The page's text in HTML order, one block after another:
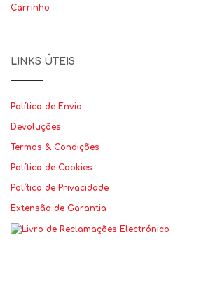
Carrinho
LINKS ÚTEIS
Política de Envio
Devoluções
Termos & Condições
Política de Cookies
Política de Privacidade
Extensão de Garantia